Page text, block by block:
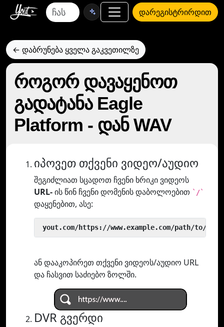
დარეგისტრირდით
← დაბრუნება ყველა გაკვეთილზე
როგორ დავაყენოთ
გადატანა Eagle
Platform - დან WAV
იპოვეთ თქვენი ვიდეო/აუდიო
შეგიძლიათ სცადოთ ჩვენი ხრიკი ვიდეოს
URL-ის წინ ჩვენი დომენის დაბოლოებით `/`
დაყენებით, ასე:
yout.com/https://www.example.com/path/to/
ან დააკოპირეთ თქვენი ვიდეოს/აუდიო URL
და ჩასვით საძიებო ზოლში.
DVR გვერდი